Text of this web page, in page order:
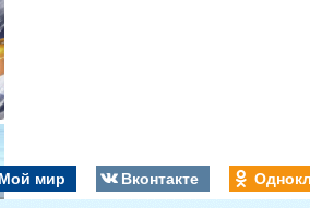
Мой мир Вконтакте